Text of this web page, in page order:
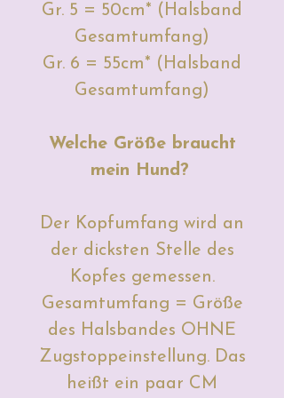
Gr. 5 = 50cm* (Halsband
Gesamtumfang)
Gr. 6 = 55cm* (Halsband
Gesamtumfang)
Welche Größe braucht
mein Hund?
Der Kopfumfang wird an
der dicksten Stelle des
Kopfes gemessen.
Gesamtumfang = Größe
des Halsbandes OHNE
Zugstoppeinstellung. Das
heißt ein paar CM